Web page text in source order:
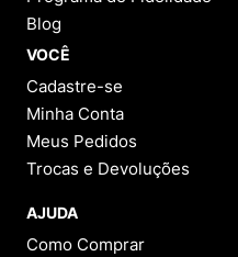
Blog
VOCÊ
Cadastre-se
Minha Conta
Meus Pedidos
Trocas e Devoluções
AJUDA
Como Comprar